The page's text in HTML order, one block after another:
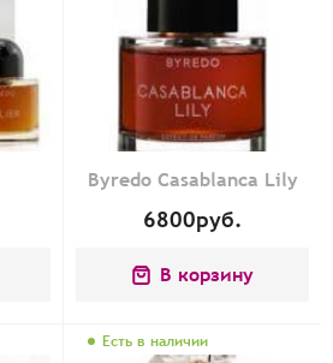
Byredo Casablanca Lily
6800руб.
В корзину
Есть в наличии